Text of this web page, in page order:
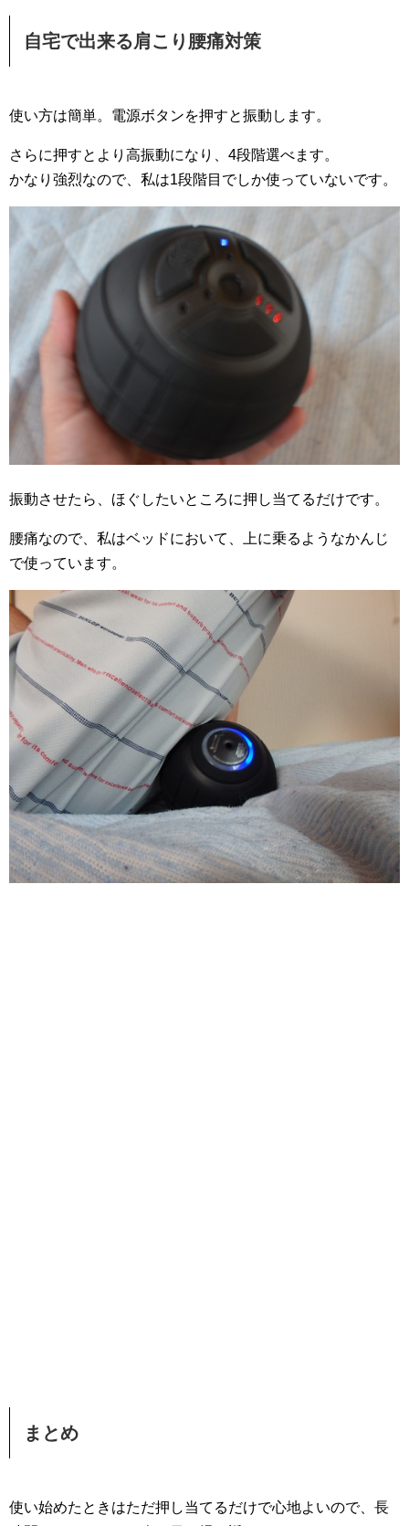
自宅で出来る肩こり腰痛対策
使い方は簡単。電源ボタンを押すと振動します。
さらに押すとより高振動になり、4段階選べます。
かなり強烈なので、私は1段階目でしか使っていないです。
振動させたら、ほぐしたいところに押し当てるだけです。
腰痛なので、私はベッドにおいて、上に乗るようなかんじ
で使っています。
まとめ
使い始めたときはただ押し当てるだけで心地よいので、長